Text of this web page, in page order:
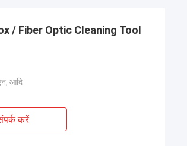
/ Fiber Optic Cleaning Tool
आदि
करें